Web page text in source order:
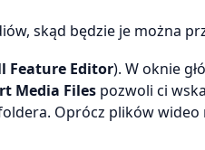
skąd będzie je można
Feature Editor). W oknie
Media Files pozwoli ci
Oprócz plików